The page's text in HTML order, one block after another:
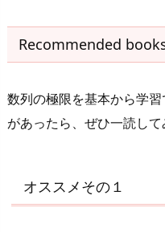
Recommended
数列の極限を基本から学
があったら、ぜひ一読して
オススメその１